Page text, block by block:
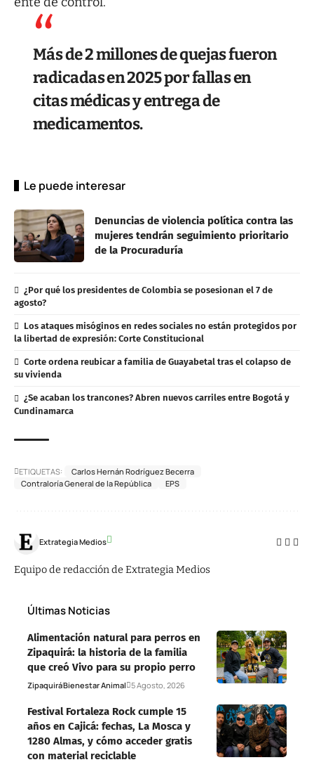
Más de 2 millones de quejas fueron
radicadas en 2025 por fallas en
citas médicas y entrega de
medicamentos.
Le puede interesar
Denuncias de violencia política contra las
mujeres tendrán seguimiento prioritario
de la Procuraduría
¿Por qué los presidentes de Colombia se posesionan el 7 de
agosto?
Los ataques misóginos en redes sociales no están protegidos por
la libertad de expresión: Corte Constitucional
Corte ordena reubicar a familia de Guayabetal tras el colapso de
su vivienda
¿Se acaban los trancones? Abren nuevos carriles entre Bogotá y
Cundinamarca
ETIQUETAS:
Carlos Hernán Rodríguez Becerra
Contraloría General de la República
EPS
Extrategia Medios
Equipo de redacción de Extrategia Medios
Últimas Noticias
Alimentación natural para perros en
Zipaquirá: la historia de la familia
que creó Vivo para su propio perro
ZipaquiráBienestar Animal 5 Agosto, 2026
Festival Fortaleza Rock cumple 15
años en Cajicá: fechas, La Mosca y
1280 Almas, y cómo acceder gratis
con material reciclable